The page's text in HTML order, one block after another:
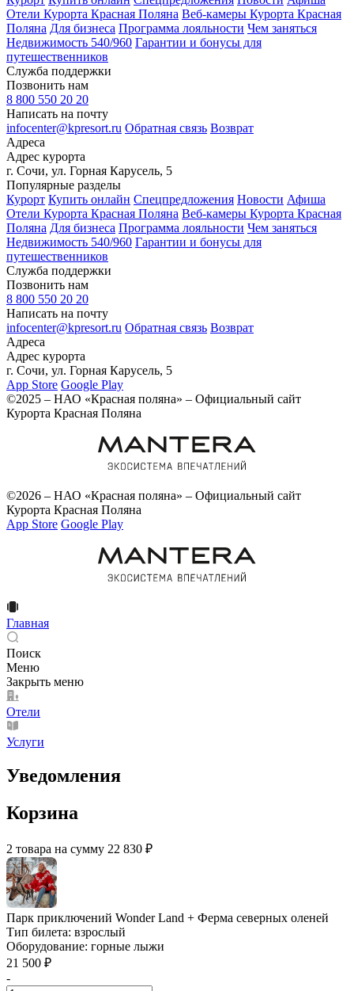
Отели Курорта Красная Поляна Веб-камеры Курорта Красная
Поляна Для бизнеса Программа лояльности Чем заняться
Недвижимость 540/960 Гарантии и бонусы для
путешественников
Служба поддержки
Позвонить нам
8 800 550 20 20
Написать на почту
infocenter@kpresort.ru Обратная связь Возврат
Адреса
Адрес курорта
г. Сочи, ул. Горная Карусель, 5
Популярные разделы
Курорт Купить онлайн Спецпредложения Новости Афиша
Отели Курорта Красная Поляна Веб-камеры Курорта Красная
Поляна Для бизнеса Программа лояльности Чем заняться
Недвижимость 540/960 Гарантии и бонусы для
путешественников
Служба поддержки
Позвонить нам
8 800 550 20 20
Написать на почту
infocenter@kpresort.ru Обратная связь Возврат
Адреса
Адрес курорта
г. Сочи, ул. Горная Карусель, 5
App Store Google Play
©2025 – НАО «Красная поляна» – Официальный сайт
Курорта Красная Поляна
©2026 – НАО «Красная поляна» – Официальный сайт
Курорта Красная Поляна
App Store Google Play
Главная
Поиск
Меню
Закрыть меню
Отели
Услуги
Уведомления
Корзина
2 товара на сумму 22 830 ₽
Парк приключений Wonder Land + Ферма северных оленей
Тип билета: взрослый
Оборудование: горные лыжи
21 500 ₽
-